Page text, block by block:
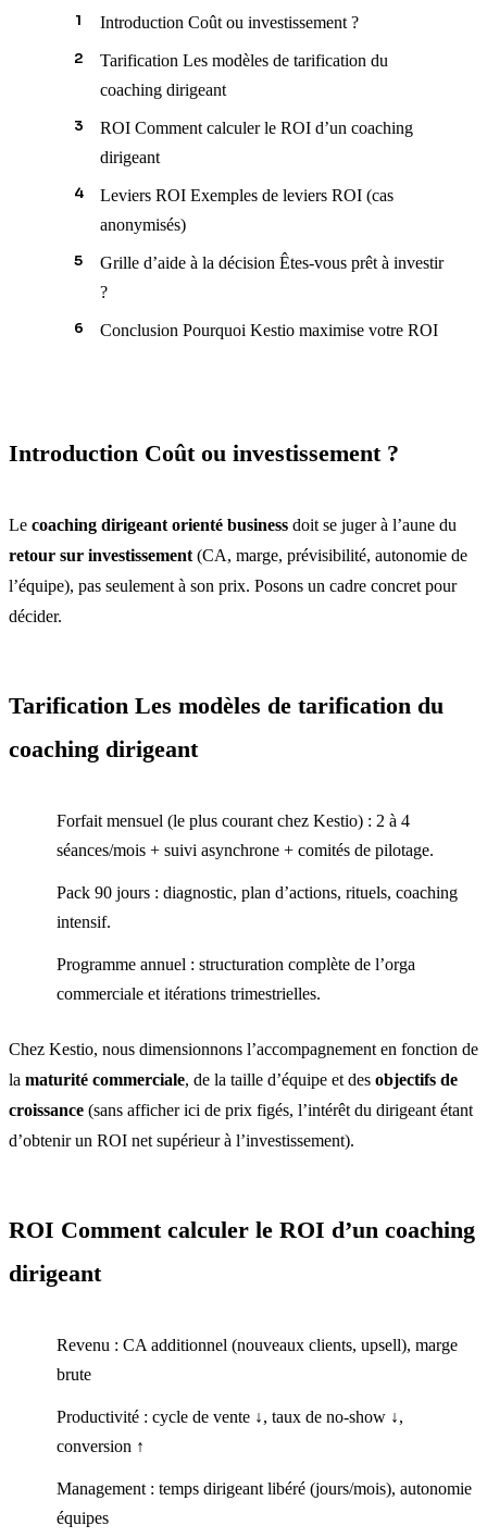
Introduction Coût ou investissement ?
Tarification Les modèles de tarification du
coaching dirigeant
ROI Comment calculer le ROI d’un coaching
dirigeant
Leviers ROI Exemples de leviers ROI (cas
anonymisés)
Grille d’aide à la décision Êtes-vous prêt à investir
?
Conclusion Pourquoi Kestio maximise votre ROI
Introduction Coût ou investissement ?
Le coaching dirigeant orienté business doit se juger à l’aune du
retour sur investissement (CA, marge, prévisibilité, autonomie de
l’équipe), pas seulement à son prix. Posons un cadre concret pour
décider.
Tarification Les modèles de tarification du
coaching dirigeant
Forfait mensuel (le plus courant chez Kestio) : 2 à 4
séances/mois + suivi asynchrone + comités de pilotage.
Pack 90 jours : diagnostic, plan d’actions, rituels, coaching
intensif.
Programme annuel : structuration complète de l’orga
commerciale et itérations trimestrielles.
Chez Kestio, nous dimensionnons l’accompagnement en fonction de
la maturité commerciale, de la taille d’équipe et des objectifs de
croissance (sans afficher ici de prix figés, l’intérêt du dirigeant étant
d’obtenir un ROI net supérieur à l’investissement).
ROI Comment calculer le ROI d’un coaching
dirigeant
Revenu : CA additionnel (nouveaux clients, upsell), marge
brute
Productivité : cycle de vente ↓, taux de no‑show ↓,
conversion ↑
Management : temps dirigeant libéré (jours/mois), autonomie
équipes